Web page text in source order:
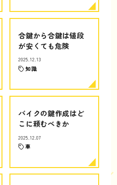
合鍵から合鍵は値段
が安くても危険
2025.12.13
知識
バイクの鍵作成はど
こに頼むべきか
2025.12.07
車